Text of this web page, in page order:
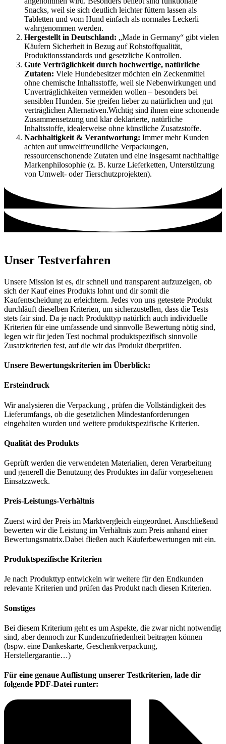
Snacks, weil sie sich deutlich leichter füttern lassen als
Tabletten und vom Hund einfach als normales Leckerli
wahrgenommen werden.
Hergestellt in Deutschland: „Made in Germany“ gibt vielen
Käufern Sicherheit in Bezug auf Rohstoffqualität,
Produktionsstandards und gesetzliche Kontrollen.
Gute Verträglichkeit durch hochwertige, natürliche
Zutaten: Viele Hundebesitzer möchten ein Zeckenmittel
ohne chemische Inhaltsstoffe, weil sie Nebenwirkungen und
Unverträglichkeiten vermeiden wollen – besonders bei
sensiblen Hunden. Sie greifen lieber zu natürlichen und gut
verträglichen Alternativen.Wichtig sind ihnen eine schonende
Zusammensetzung und klar deklarierte, natürliche
Inhaltsstoffe, idealerweise ohne künstliche Zusatzstoffe.
Nachhaltigkeit & Verantwortung: Immer mehr Kunden
achten auf umweltfreundliche Verpackungen,
ressourcenschonende Zutaten und eine insgesamt nachhaltige
Markenphilosophie (z. B. kurze Lieferketten, Unterstützung
von Umwelt- oder Tierschutzprojekten).
Unser Testverfahren
Unsere Mission ist es, dir schnell und transparent aufzuzeigen, ob
sich der Kauf eines Produkts lohnt und dir somit die
Kaufentscheidung zu erleichtern. Jedes von uns getestete Produkt
durchläuft dieselben Kriterien, um sicherzustellen, dass die Tests
stets fair sind. Da je nach Produkttyp natürlich auch individuelle
Kriterien für eine umfassende und sinnvolle Bewertung nötig sind,
legen wir für jeden Test nochmal produktspezifisch sinnvolle
Zusatzkriterien fest, auf die wir das Produkt überprüfen.
Unsere Bewertungskriterien im Überblick:
Ersteindruck
Wir analysieren die Verpackung , prüfen die Vollständigkeit des
Lieferumfangs, ob die gesetzlichen Mindestanforderungen
eingehalten wurden und weitere produktspezifische Kriterien.
Qualität des Produkts
Geprüft werden die verwendeten Materialien, deren Verarbeitung
und generell die Benutzung des Produktes im dafür vorgesehenen
Einsatzzweck.
Preis-Leistungs-Verhältnis
Zuerst wird der Preis im Marktvergleich eingeordnet. Anschließend
bewerten wir die Leistung im Verhältnis zum Preis anhand einer
Bewertungsmatrix.Dabei fließen auch Käuferbewertungen mit ein.
Produktspezifische Kriterien
Je nach Produkttyp entwickeln wir weitere für den Endkunden
relevante Kriterien und prüfen das Produkt nach diesen Kriterien.
Sonstiges
Bei diesem Kriterium geht es um Aspekte, die zwar nicht notwendig
sind, aber dennoch zur Kundenzufriedenheit beitragen können
(bspw. eine Dankeskarte, Geschenkverpackung,
Herstellergarantie…)
Für eine genaue Auflistung unserer Testkriterien, lade dir
folgende PDF-Datei runter: